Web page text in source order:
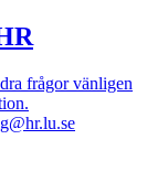
frågor vänligen